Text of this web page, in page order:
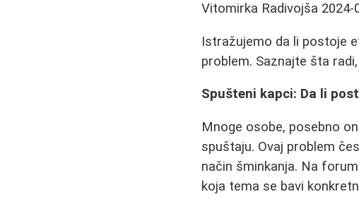
Vitomirka Radivojša 2024-
Istražujemo da li postoje
problem. Saznajte šta
Spušteni kapci: Da li
Mnoge osobe, posebno
spuštaju. Ovaj problem
način šminkanja. Na
koja tema se bavi